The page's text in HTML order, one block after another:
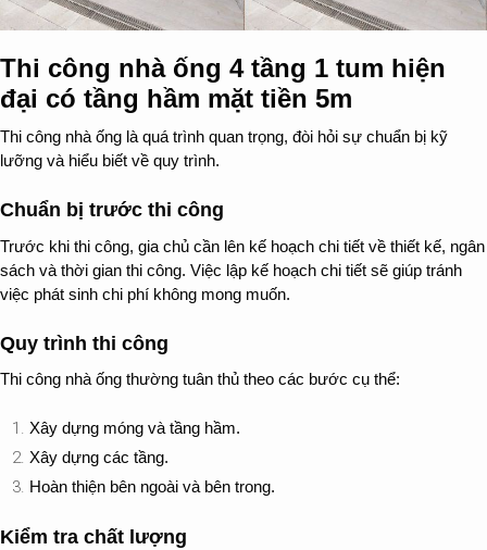
Thi công nhà ống 4 tầng 1 tum hiện
đại có tầng hầm mặt tiền 5m
Thi công nhà ống là quá trình quan trọng, đòi hỏi sự chuẩn bị kỹ
lưỡng và hiểu biết về quy trình.
Chuẩn bị trước thi công
Trước khi thi công, gia chủ cần lên kế hoạch chi tiết về thiết kế, ngân
sách và thời gian thi công. Việc lập kế hoạch chi tiết sẽ giúp tránh
việc phát sinh chi phí không mong muốn.
Quy trình thi công
Thi công nhà ống thường tuân thủ theo các bước cụ thể:
Xây dựng móng và tầng hầm.
Xây dựng các tầng.
Hoàn thiện bên ngoài và bên trong.
Kiểm tra chất lượng